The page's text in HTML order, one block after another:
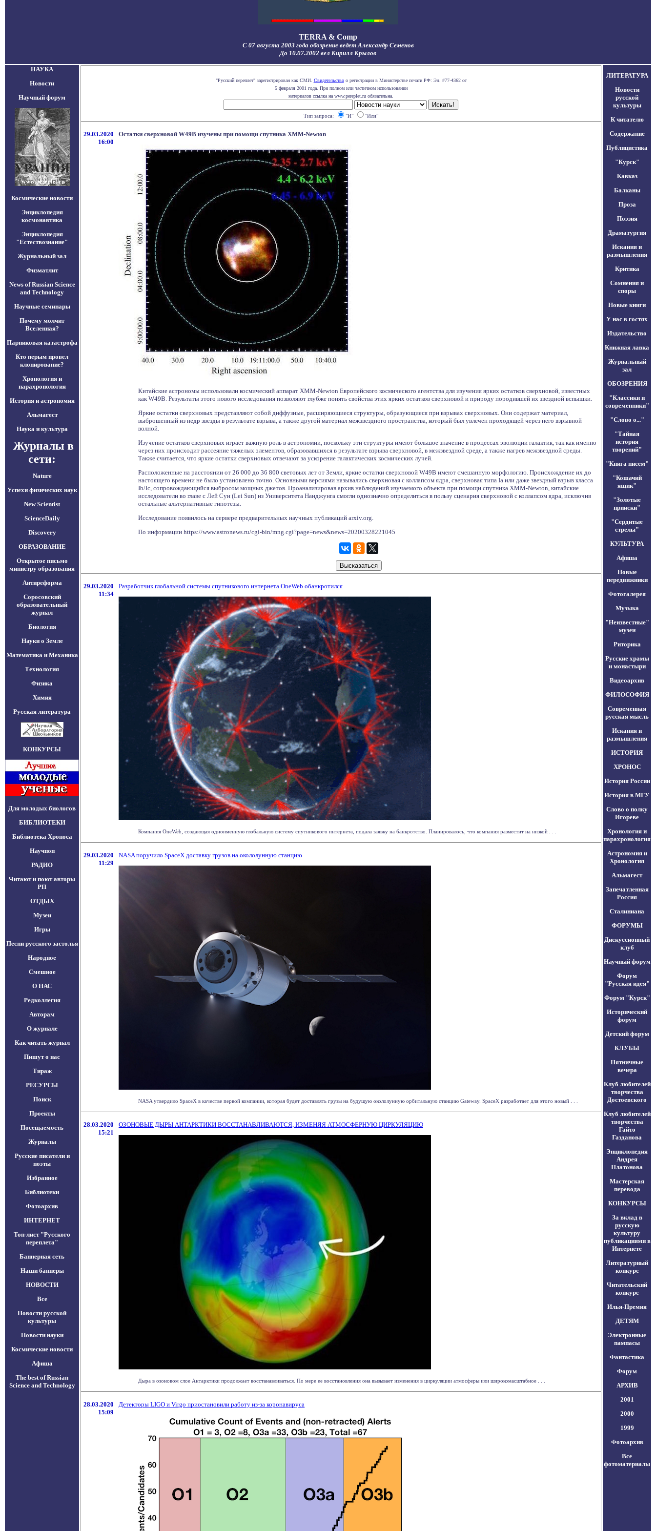
TERRA & Comp
С 07 августа 2003 года обозрение ведет Александр Семенов
До 10.07.2002 вел Кирилл Крылов
НАУКА
Новости
Научный форум
Космические новости
Энциклопедия
космонавтика
Энциклопедия
"Естествознание"
Журнальный зал
Физматлит
News of Russian Science
and Technology
Научные семинары
Почему молчит
Вселенная?
Парниковая катастрофа
Кто перым провел
клонирование?
Хронология и
парахронология
История и астрономия
Альмагест
Наука и культура
Журналы в
сети:
Nature
Успехи физических наук
New Scientist
ScienceDaily
Discovery
ОБРАЗОВАНИЕ
Открытое письмо
министру образования
Антиреформа
Соросовский
образовательный
журнал
Биология
Науки о Земле
Математика и Механика
Технология
Физика
Химия
Русская литература
КОНКУРСЫ
Для молодых биологов
БИБЛИОТЕКИ
Библиотека Хроноса
Научпоп
РАДИО
Читают и поют авторы
РП
ОТДЫХ
Музеи
Игры
Песни русского застолья
Народное
Смешное
О НАС
Редколлегия
Авторам
О журнале
Как читать журнал
Пишут о нас
Тираж
РЕСУРСЫ
Поиск
Проекты
Посещаемость
Журналы
Русские писатели и
поэты
Избранное
Библиотеки
Фотоархив
ИНТЕРНЕТ
Топ-лист "Русского
переплета"
Баннерная сеть
Наши баннеры
НОВОСТИ
Все
Новости русской
культуры
Новости науки
Космические новости
Афиша
The best of Russian
Science and Technology
"Русский переплет" зарегистрирован как СМИ. Свидетельствоо регистрации в Министерстве печати РФ: Эл. #77-4362 от
5 февраля 2001 года. При полном или частичном использовании
материалов ссылка на www.pereplet.ru обязательна.
Тип запроса: "И" "Или"
29.03.2020
16:00
Остатки сверхновой W49B изучены при помощи спутника XMM-Newton
Китайские астрономы использовали космический аппарат XMM-Newton Европейского космического агентства для изучения ярких остатков сверхновой, известных
как W49B. Результаты этого нового исследования позволяют глубже понять свойства этих ярких остатков сверхновой и природу породившей их звездной вспышки.
Яркие остатки сверхновых представляют собой диффузные, расширяющиеся структуры, образующиеся при взрывах сверхновых. Они содержат материал,
выброшенный из недр звезды в результате взрыва, а также другой материал межзвездного пространства, который был увлечен проходящей через него взрывной
волной.
Изучение остатков сверхновых играет важную роль в астрономии, поскольку эти структуры имеют большое значение в процессах эволюции галактик, так как именно
через них происходит рассеяние тяжелых элементов, образовавшихся в результате взрыва сверхновой, в межзвездной среде, а также нагрев межзвездной среды.
Также считается, что яркие остатки сверхновых отвечают за ускорение галактических космических лучей.
Расположенные на расстоянии от 26 000 до 36 800 световых лет от Земли, яркие остатки сверхновой W49B имеют смешанную морфологию. Происхождение их до
настоящего времени не было установлено точно. Основными версиями назывались сверхновая с коллапсом ядра, сверхновая типа Ia или даже звездный взрыв класса
Ib/Ic, сопровождающийся выбросом мощных джетов. Проанализировав архив наблюдений изучаемого объекта при помощи спутника XMM-Newton, китайские
исследователи во главе с Лей Сун (Lei Sun) из Университета Нанджунга смогли однозначно определиться в пользу сценария сверхновой с коллапсом ядра, исключив
остальные альтернативные гипотезы.
Исследование появилось на сервере предварительных научных публикаций arxiv.org.
По информации https://www.astronews.ru/cgi-bin/mng.cgi?page=news&news=20200328221045
29.03.2020
11:34
Разработчик глобальной системы спутникового интернета OneWeb обанкротился
Компания OneWeb, создающая одноименную глобальную систему спутникового интернета, подала заявку на банкротство. Планировалось, что компания разместит на низкой . . .
29.03.2020
11:29
NASA поручило SpaceX доставку грузов на окололунную станцию
NASA утвердило SpaceX в качестве первой компании, которая будет доставлять грузы на будущую окололунную орбитальную станцию Gateway. SpaceX разработает для этого новый . . .
28.03.2020
15:21
ОЗОНОВЫЕ ДЫРЫ АНТАРКТИКИ ВОССТАНАВЛИВАЮТСЯ, ИЗМЕНЯЯ АТМОСФЕРНУЮ ЦИРКУЛЯЦИЮ
Дыра в озоновом слое Антарктики продолжает восстанавливаться. По мере ее восстановления она вызывает изменения в циркуляции атмосферы или широкомасштабное . . .
28.03.2020
15:09
Детекторы LIGO и Virgo приостановили работу из-за коронавируса
ЛИТЕРАТУРА
Новости
русской
культуры
К читателю
Содержание
Публицистика
"Курск"
Кавказ
Балканы
Проза
Поэзия
Драматургия
Искания и
размышления
Критика
Сомнения и
споры
Новые книги
У нас в гостях
Издательство
Книжная лавка
Журнальный
зал
ОБОЗРЕНИЯ
"Классики и
современники"
"Слово о..."
"Тайная
история
творений"
"Книга писем"
"Кошачий
ящик"
"Золотые
прииски"
"Сердитые
стрелы"
КУЛЬТУРА
Афиша
Новые
передвижники
Фотогалерея
Музыка
"Неизвестные"
музеи
Риторика
Русские храмы
и монастыри
Видеоархив
ФИЛОСОФИЯ
Современная
русская мысль
Искания и
размышления
ИСТОРИЯ
ХРОНОС
История России
История в МГУ
Слово о полку
Игореве
Хронология и
парахронология
Астрономия и
Хронология
Альмагест
Запечатленная
Россия
Сталиниана
ФОРУМЫ
Дискуссионный
клуб
Научный форум
Форум
"Русская идея"
Форум "Курск"
Исторический
форум
Детский форум
КЛУБЫ
Пятничные
вечера
Клуб любителей
творчества
Достоевского
Клуб любителей
творчества
Гайто
Газданова
Энциклопедия
Андрея
Платонова
Мастерская
перевода
КОНКУРСЫ
За вклад в
русскую
культуру
публикациями в
Интернете
Литературный
конкурс
Читательский
конкурс
Илья-Премия
ДЕТЯМ
Электронные
пампасы
Фантастика
Форум
АРХИВ
2001
2000
1999
Фотоархив
Все
фотоматериалы